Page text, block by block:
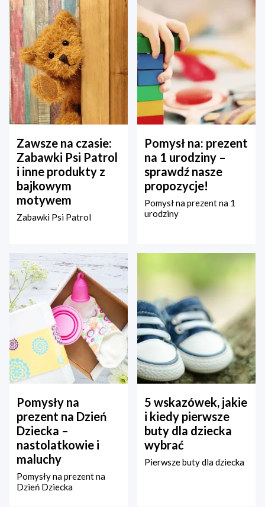
Zawsze na czasie:
Zabawki Psi Patrol
i inne produkty z
bajkowym
motywem
Zabawki Psi Patrol
Pomysł na: prezent
na 1 urodziny –
sprawdź nasze
propozycje!
Pomysł na prezent na 1
urodziny
Pomysły na
prezent na Dzień
Dziecka –
nastolatkowie i
maluchy
Pomysły na prezent na
Dzień Dziecka
5 wskazówek, jakie
i kiedy pierwsze
buty dla dziecka
wybrać
Pierwsze buty dla dziecka